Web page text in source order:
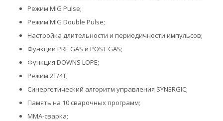
Режим MIG Pulse;
Режим MIG Double Pulse;
Настройка длительности и периодичности импульсов;
Функции PRE GAS и POST GAS;
Функция DOWNS LOPE;
Режим 2Т/4Т;
Синергетический алгоритм управления SYNERGIC;
Память на 10 сварочных программ;
ММА-сварка;